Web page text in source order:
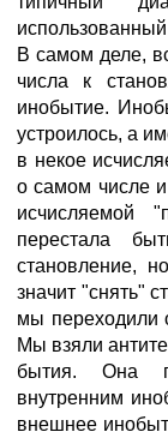
В самом деле,
числа к
инобытие.
устроилось, а
в некое
о самом числе
исчисляемой
перестала
становление,
значит "снять"
мы переходили
Мы взяли
бытия. Она
внутренним
внешнее